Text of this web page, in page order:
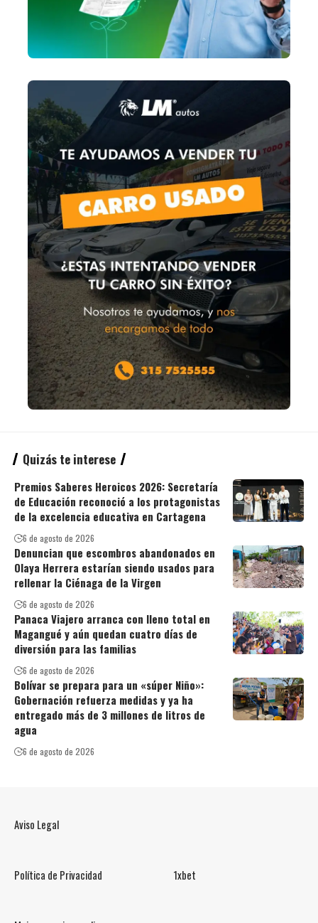
Quizás te interese
Premios Saberes Heroicos 2026: Secretaría
de Educación reconoció a los protagonistas
de la excelencia educativa en Cartagena
6 de agosto de 2026
Denuncian que escombros abandonados en
Olaya Herrera estarían siendo usados para
rellenar la Ciénaga de la Virgen
6 de agosto de 2026
Panaca Viajero arranca con lleno total en
Magangué y aún quedan cuatro días de
diversión para las familias
6 de agosto de 2026
Bolívar se prepara para un «súper Niño»:
Gobernación refuerza medidas y ya ha
entregado más de 3 millones de litros de
agua
6 de agosto de 2026
Aviso Legal
Política de Privacidad 1xbet